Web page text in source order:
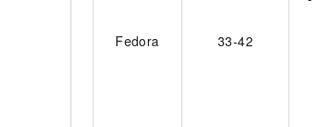
Fedora 33-42